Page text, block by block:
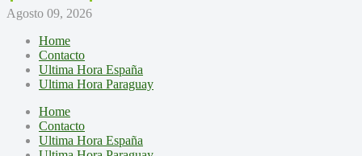
Agosto 09, 2026
Home
Contacto
Ultima Hora España
Ultima Hora Paraguay
Home
Contacto
Ultima Hora España